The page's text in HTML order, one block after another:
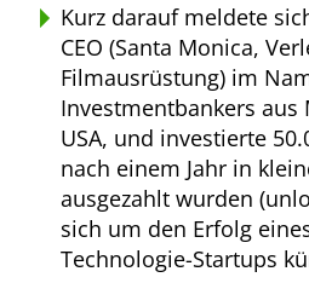
Kurz darauf meldete
CEO (Santa Monica,
Filmausrüstung) im
Investmentbankers aus
USA, und investierte
nach einem Jahr in
ausgezahlt wurden
sich um den Erfolg
Technologie-Startups